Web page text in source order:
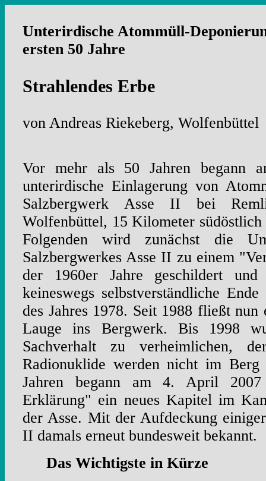
Unterirdische Atommüll-
ersten 50 Jahre
Strahlendes Erbe
von Andreas Riekeberg, Wolfenbüttel
Vor mehr als 50 Jahren begann
unterirdische Einlagerung von
Salzbergwerk Asse II bei
Wolfenbüttel, 15 Kilometer
Folgenden wird zunächst die
Salzbergwerkes Asse II zu einem
der 1960er Jahre geschildert
keineswegs selbstverständliche
des Jahres 1978. Seit 1988 fließt
Lauge ins Bergwerk. Bis 1998
Sachverhalt zu verheimlichen,
Radionuklide werden nicht im
Jahren begann am 4. April
Erklärung" ein neues Kapitel im
der Asse. Mit der Aufdeckung
II damals erneut bundesweit bekannt.
Das Wichtigste in Kürze